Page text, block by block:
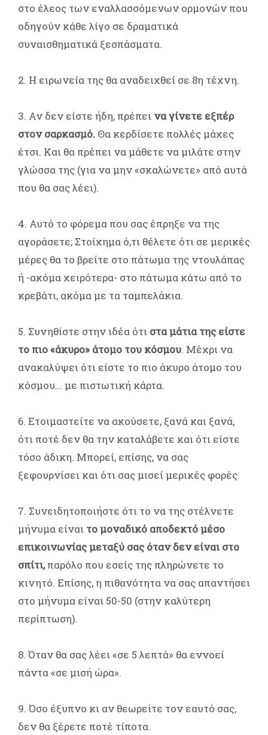
στο έλεος των εναλλασσόμενων ορμονών που
οδηγούν κάθε λίγο σε δραματικά
συναισθηματικά ξεσπάσματα.
2. Η ειρωνεία της θα αναδειχθεί σε 8η τέχνη.
3. Αν δεν είστε ήδη, πρέπει να γίνετε εξπέρ
στον σαρκασμό. Θα κερδίσετε πολλές μάχες
έτσι. Και θα πρέπει να μάθετε να μιλάτε στην
γλώσσα της (για να μην «σκαλώνετε» από αυτά
που θα σας λέει).
4. Αυτό το φόρεμα που σας έπρηξε να της
αγοράσετε; Στοίχημα ό,τι θέλετε ότι σε μερικές
μέρες θα το βρείτε στο πάτωμα της ντουλάπας
ή -ακόμα χειρότερα- στο πάτωμα κάτω από το
κρεβάτι, ακόμα με τα ταμπελάκια.
5. Συνηθίστε στην ιδέα ότι στα μάτια της είστε
το πιο «άκυρο» άτομο του κόσμου. Μέχρι να
ανακαλύψει ότι είστε το πιο άκυρο άτομο του
κόσμου... με πιστωτική κάρτα.
6. Ετοιμαστείτε να ακούσετε, ξανά και ξανά,
ότι ποτέ δεν θα την καταλάβετε και ότι είστε
τόσο άδικη. Μπορεί, επίσης, να σας
ξεφουρνίσει και ότι σας μισεί μερικές φορές.
7. Συνειδητοποιήστε ότι το να της στέλνετε
μήνυμα είναι το μοναδικό αποδεκτό μέσο
επικοινωνίας μεταξύ σας όταν δεν είναι στο
σπίτι,παρόλο που εσείς της πληρώνετε το
κινητό. Επίσης, η πιθανότητα να σας απαντήσει
στο μήνυμα είναι 50-50 (στην καλύτερη
περίπτωση).
8. Όταν θα σας λέει «σε 5 λεπτά» θα εννοεί
πάντα «σε μισή ώρα».
9. Όσο έξυπνο κι αν θεωρείτε τον εαυτό σας,
δεν θα ξέρετε ποτέ τίποτα.